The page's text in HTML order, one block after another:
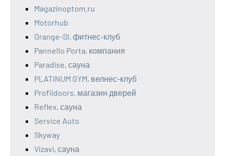
Magazinoptom.ru
Motorhub
Orange-Sl, фитнес-клуб
Pannello Porta, компания
Paradise, сауна
PLATINUM GYM, велнес-клуб
Profildoors, магазин дверей
Reflex, сауна
Service Auto
Skyway
Vizavi, сауна